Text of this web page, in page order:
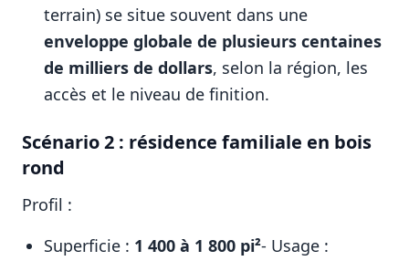
terrain) se situe souvent dans une
enveloppe globale de plusieurs centaines
de milliers de dollars, selon la région, les
accès et le niveau de finition.
Scénario 2 : résidence familiale en bois
rond
Profil :
Superficie : 1 400 à 1 800 pi²- Usage :